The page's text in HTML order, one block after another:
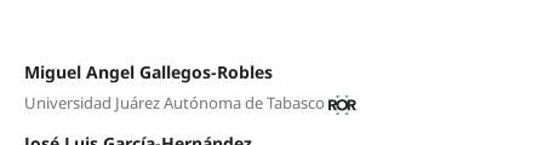
Miguel Angel Gallegos-Robles
Universidad Juárez Autónoma de Tabasco